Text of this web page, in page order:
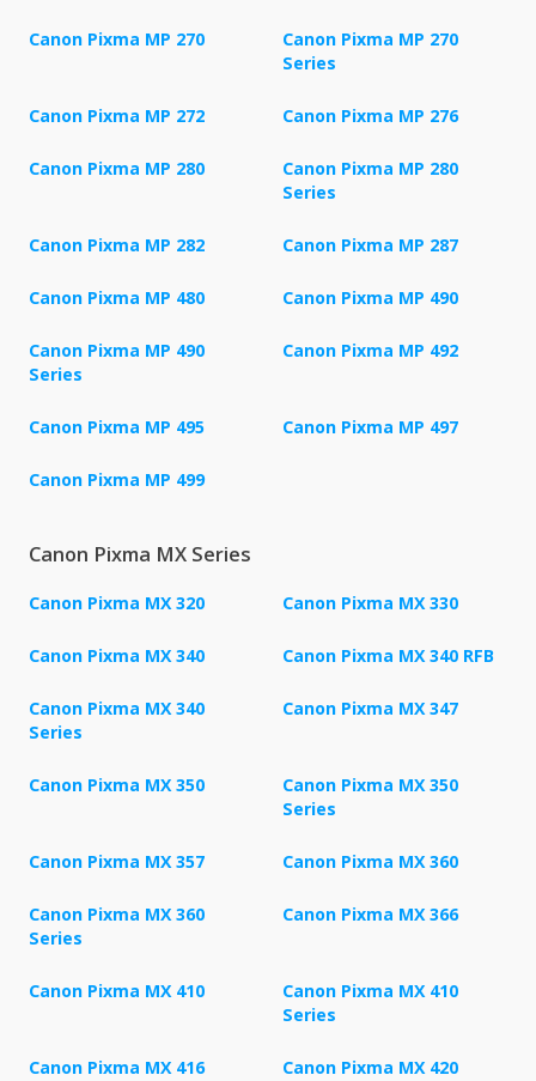
Canon Pixma MP 270
Canon Pixma MP 270
Series
Canon Pixma MP 272 Canon Pixma MP 276
Canon Pixma MP 280
Canon Pixma MP 280
Series
Canon Pixma MP 282 Canon Pixma MP 287
Canon Pixma MP 480 Canon Pixma MP 490
Canon Pixma MP 490
Series
Canon Pixma MP 492
Canon Pixma MP 495 Canon Pixma MP 497
Canon Pixma MP 499
Canon Pixma MX Series
Canon Pixma MX 320 Canon Pixma MX 330
Canon Pixma MX 340 Canon Pixma MX 340 RFB
Canon Pixma MX 340
Series
Canon Pixma MX 347
Canon Pixma MX 350
Canon Pixma MX 350
Series
Canon Pixma MX 357 Canon Pixma MX 360
Canon Pixma MX 360
Series
Canon Pixma MX 366
Canon Pixma MX 410
Canon Pixma MX 410
Series
Canon Pixma MX 416 Canon Pixma MX 420